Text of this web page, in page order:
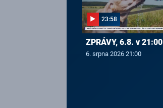
23:58
ZPRÁVY, 6.8. v 21:00
6. srpna 2026 21:00